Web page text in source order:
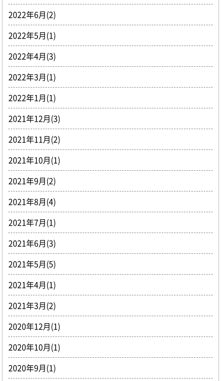
2022年6月(2)
2022年5月(1)
2022年4月(3)
2022年3月(1)
2022年1月(1)
2021年12月(3)
2021年11月(2)
2021年10月(1)
2021年9月(2)
2021年8月(4)
2021年7月(1)
2021年6月(3)
2021年5月(5)
2021年4月(1)
2021年3月(2)
2020年12月(1)
2020年10月(1)
2020年9月(1)